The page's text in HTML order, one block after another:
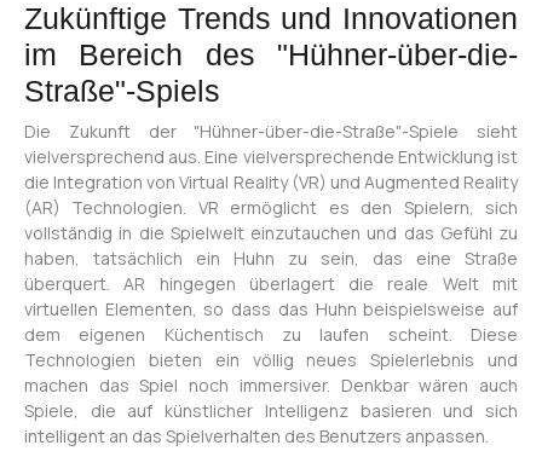
Zukünftige Trends und Innovationen
im Bereich des "Hühner-über-die-
Straße"-Spiels
Die Zukunft der "Hühner-über-die-Straße"-Spiele sieht
vielversprechend aus. Eine vielversprechende Entwicklung ist
die Integration von Virtual Reality (VR) und Augmented Reality
(AR) Technologien. VR ermöglicht es den Spielern, sich
vollständig in die Spielwelt einzutauchen und das Gefühl zu
haben, tatsächlich ein Huhn zu sein, das eine Straße
überquert. AR hingegen überlagert die reale Welt mit
virtuellen Elementen, so dass das Huhn beispielsweise auf
dem eigenen Küchentisch zu laufen scheint. Diese
Technologien bieten ein völlig neues Spielerlebnis und
machen das Spiel noch immersiver. Denkbar wären auch
Spiele, die auf künstlicher Intelligenz basieren und sich
intelligent an das Spielverhalten des Benutzers anpassen.